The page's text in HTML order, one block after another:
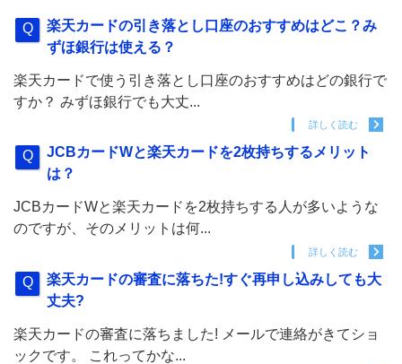
楽天カードの引き落とし口座のおすすめはどこ？み
ずほ銀行は使える？
楽天カードで使う引き落とし口座のおすすめはどの銀行で
すか？ みずほ銀行でも大丈...
詳しく読む
JCBカードWと楽天カードを2枚持ちするメリット
は？
JCBカードWと楽天カードを2枚持ちする人が多いような
のですが、そのメリットは何...
詳しく読む
楽天カードの審査に落ちた!すぐ再申し込みしても大
丈夫?
楽天カードの審査に落ちました! メールで連絡がきてショ
ックです。 これってかな...